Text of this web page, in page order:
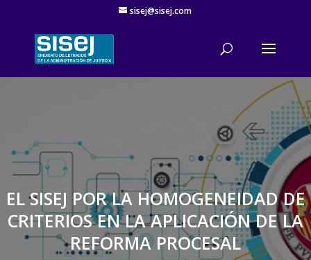
sisej@sisej.com
'
EL SISEJ POR LA HOMOGENEIDAD DE
CRITERIOS EN LA APLICACIÓN DE LA
REFORMA PROCESAL